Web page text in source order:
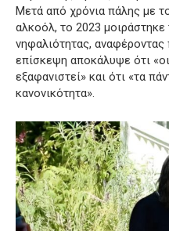
Μετά από χρόνια πάλης με
αλκοόλ, το 2023
νηφαλιότητας,
επίσκεψη αποκάλυψε ότι
εξαφανιστεί» και ότι «τα
κανονικότητα».